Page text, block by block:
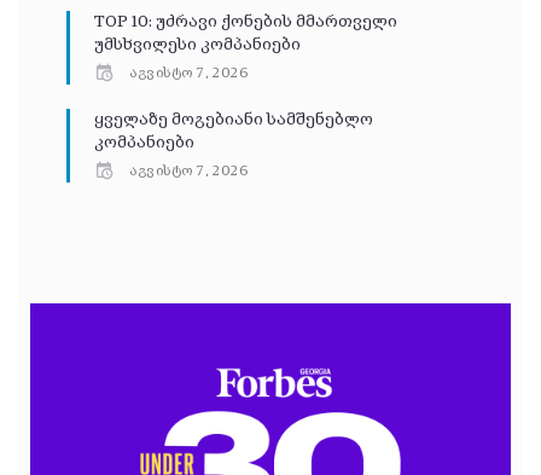
TOP 10: უძრავი ქონების მმართველი
უმსხვილესი კომპანიები
აგვისტო 7, 2026
ყველაზე მოგებიანი სამშენებლო
კომპანიები
აგვისტო 7, 2026